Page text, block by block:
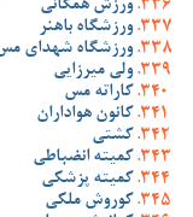
ورزش همگانی
ورزشگاه باهنر
ورزشگاه شهدای
ولی میرزایی
کاراته مس
کانون هواداران
کشتی
کمیته انضباطی
کمیته پزشکی
کوروش ملکی